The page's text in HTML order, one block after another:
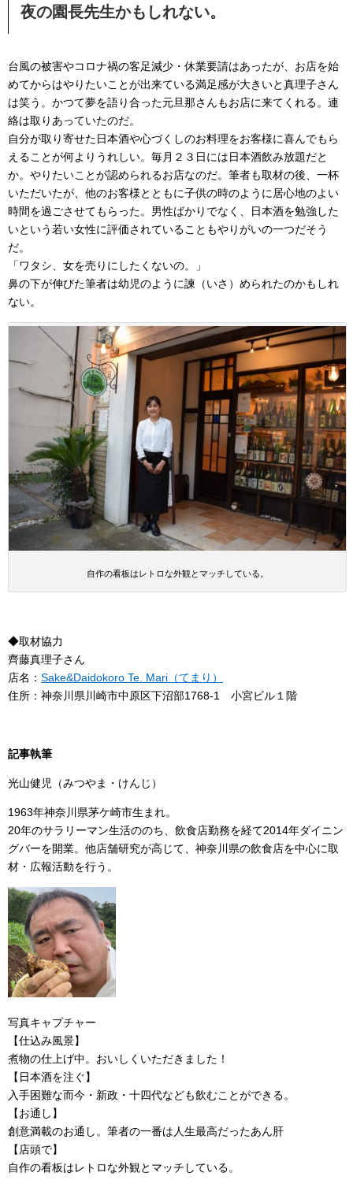
夜の園長先生かもしれない。
台風の被害やコロナ禍の客足減少・休業要請はあったが、お店を始
めてからはやりたいことが出来ている満足感が大きいと真理子さん
は笑う。かつて夢を語り合った元旦那さんもお店に来てくれる。連
絡は取りあっていたのだ。
自分が取り寄せた日本酒や心づくしのお料理をお客様に喜んでもら
えることが何よりうれしい。毎月２３日には日本酒飲み放題だと
か。やりたいことが認められるお店なのだ。筆者も取材の後、一杯
いただいたが、他のお客様とともに子供の時のように居心地のよい
時間を過ごさせてもらった。男性ばかりでなく、日本酒を勉強した
いという若い女性に評価されていることもやりがいの一つだそう
だ。
「ワタシ、女を売りにしたくないの。」
鼻の下が伸びた筆者は幼児のように諫（いさ）められたのかもしれ
ない。
自作の看板はレトロな外観とマッチしている。
◆取材協力
齊藤真理子さん
店名： Sake&Daidokoro Te. Mari（てまり）
住所：神奈川県川崎市中原区下沼部1768-1 小宮ビル１階
記事執筆
光山健児（みつやま・けんじ）
1963年神奈川県茅ケ崎市生まれ。
20年のサラリーマン生活ののち、飲食店勤務を経て2014年ダイニン
グバーを開業。他店舗研究が高じて、神奈川県の飲食店を中心に取
材・広報活動を行う。
写真キャプチャー
【仕込み風景】
煮物の仕上げ中。おいしくいただきました！
【日本酒を注ぐ】
入手困難な而今・新政・十四代なども飲むことができる。
【お通し】
創意満載のお通し。筆者の一番は人生最高だったあん肝
【店頭で】
自作の看板はレトロな外観とマッチしている。